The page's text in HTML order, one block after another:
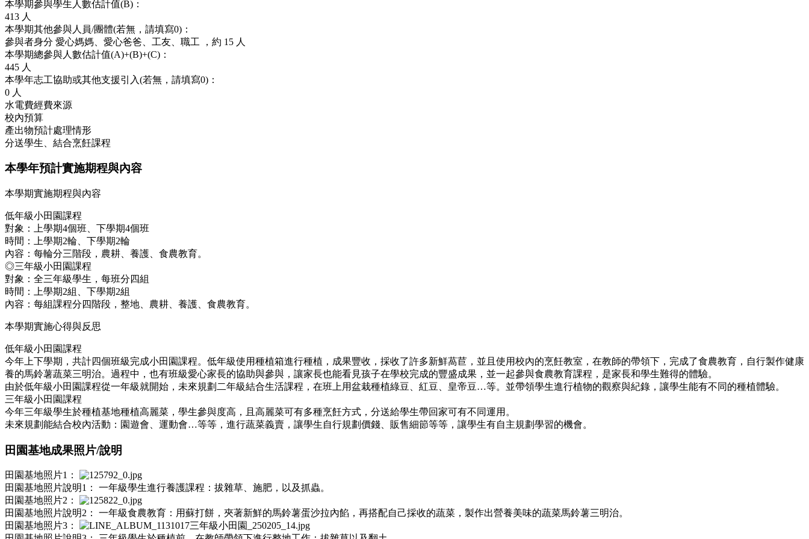
本學期參與學生人數估計值(B)：
413 人
本學期其他參與人員/團體(若無，請填寫0)：
參與者身分 愛心媽媽、愛心爸爸、工友、職工 ，約 15 人
本學期總參與人數估計值(A)+(B)+(C)：
445 人
本學年志工協助或其他支援引入(若無，請填寫0)：
0 人
水電費經費來源
校內預算
產出物預計處理情形
分送學生、結合烹飪課程
本學年預計實施期程與內容
本學期實施期程與內容
低年級小田園課程
對象：上學期4個班、下學期4個班
時間：上學期2輪、下學期2輪
內容：每輪分三階段，農耕、養護、食農教育。
◎三年級小田園課程
對象：全三年級學生，每班分四組
時間：上學期2組、下學期2組
內容：每組課程分四階段，整地、農耕、養護、食農教育。
本學期實施心得與反思
低年級小田園課程
今年上下學期，共計四個班級完成小田園課程。低年級使用種植箱進行種植，成果豐收，採收了許多新鮮萵苣，並且使用校內的烹飪教室，在教師的帶領下，完成了食農教育，自行製作健康
養的馬鈴薯蔬菜三明治。過程中，也有班級愛心家長的協助與參與，讓家長也能看見孩子在學校完成的豐盛成果，並一起參與食農教育課程，是家長和學生難得的體驗。
由於低年級小田園課程從一年級就開始，未來規劃二年級結合生活課程，在班上用盆栽種植綠豆、紅豆、皇帝豆…等。並帶領學生進行植物的觀察與紀錄，讓學生能有不同的種植體驗。
三年級小田園課程
今年三年級學生於種植基地種植高麗菜，學生參與度高，且高麗菜可有多種烹飪方式，分送給學生帶回家可有不同運用。
未來規劃能結合校內活動：園遊會、運動會…等等，進行蔬菜義賣，讓學生自行規劃價錢、販售細節等等，讓學生有自主規劃學習的機會。
田園基地成果照片/說明
田園基地照片1：
田園基地照片說明1：
一年級學生進行養護課程：拔雜草、施肥，以及抓蟲。
田園基地照片2：
田園基地照片說明2：
一年級食農教育：用蘇打餅，夾著新鮮的馬鈴薯蛋沙拉內餡，再搭配自己採收的蔬菜，製作出營養美味的蔬菜馬鈴薯三明治。
田園基地照片3：